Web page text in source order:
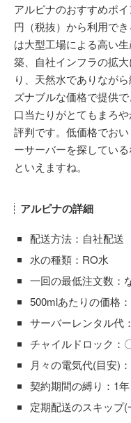
アルピナのおすすめポ
円（税抜）から利用で
は大型工場による高い
築、自社インフラの拡
り、天然水でありなが
ズナブルな価格で提供
口当たりがとてもまろ
評判です。低価格でお
ーサーバーを探してい
といえますね。
アルピナの詳細
配送方法：自社配送
水の種類：RO水
一回の最低注文数：
500mlあたりの価格
サーバーレンタル代
チャイルドロック：
月々の電気代(目安)
契約期間の縛り：1年
定期配送のスキップ